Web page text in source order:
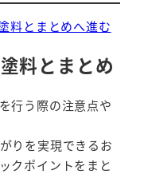
料とまとめへ進む
料とまとめ
行う際の注意点や
りを実現できるお
クポイントをまと